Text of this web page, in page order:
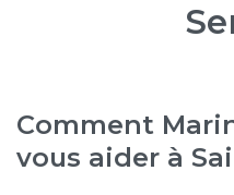
Comment
vous aider à